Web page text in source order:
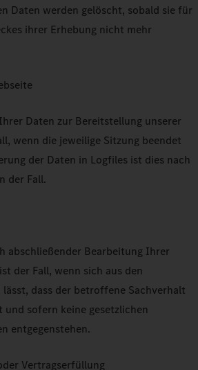
Daten werden gelöscht, sobald sie für
ihrer Erhebung nicht mehr
Daten zur Bereitstellung unserer
wenn die jeweilige Sitzung beendet
der Daten in Logfiles ist dies nach
der Fall.
abschließender Bearbeitung Ihrer
der Fall, wenn sich aus den
dass der betroffene Sachverhalt
sofern keine gesetzlichen
entgegenstehen.
Vertragserfüllung